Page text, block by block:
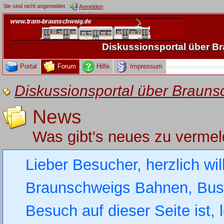
Sie sind nicht angemeldet. Anmelden
Diskussionsportal über
Portal Forum Hilfe Impressum
Diskussionsportal über
News
Was gibt's neues zu
Lieber Besucher, herzlich
Braunschweigs Bahnen,
Besuch auf dieser Seite